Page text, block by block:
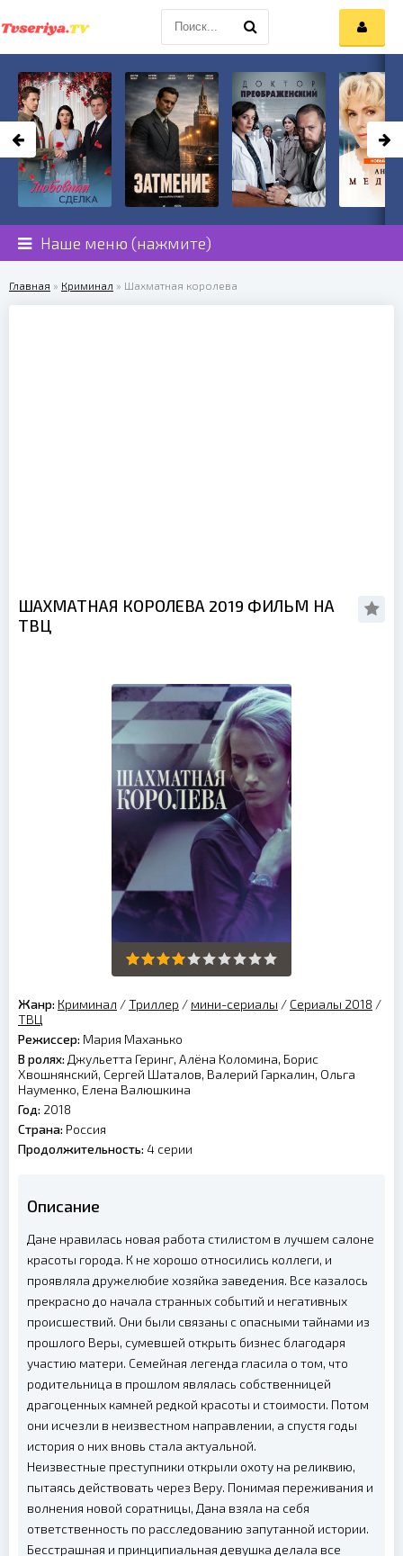
Наше меню (нажмите)
Главная » Криминал » Шахматная королева
ШАХМАТНАЯ КОРОЛЕВА 2019 ФИЛЬМ НА
ТВЦ
Жанр: Криминал /Триллер / мини-сериалы / Сериалы 2018 /
ТВЦ
Режиссер: Мария Маханько
В ролях: Джульетта Геринг, Алёна Коломина, Борис
Хвошнянский, Сергей Шаталов, Валерий Гаркалин, Ольга
Науменко, Елена Валюшкина
Год: 2018
Страна: Россия
Продолжительность: 4 серии
Описание
Дане нравилась новая работа стилистом в лучшем салоне
красоты города. К не хорошо относились коллеги, и
проявляла дружелюбие хозяйка заведения. Все казалось
прекрасно до начала странных событий и негативных
происшествий. Они были связаны с опасными тайнами из
прошлого Веры, сумевшей открыть бизнес благодаря
участию матери. Семейная легенда гласила о том, что
родительница в прошлом являлась собственницей
драгоценных камней редкой красоты и стоимости. Потом
они исчезли в неизвестном направлении, а спустя годы
история о них вновь стала актуальной.
Неизвестные преступники открыли охоту на реликвию,
пытаясь действовать через Веру. Понимая переживания и
волнения новой соратницы, Дана взяла на себя
ответственность по расследованию запутанной истории.
Бесстрашная и принципиальная девушка делала все